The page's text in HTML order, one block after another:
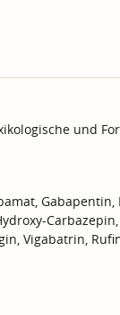
und
Gabapentin,
Vigabatrin,